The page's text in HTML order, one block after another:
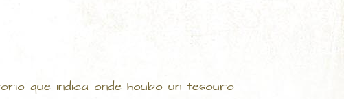
que indica onde houbo un tesouro